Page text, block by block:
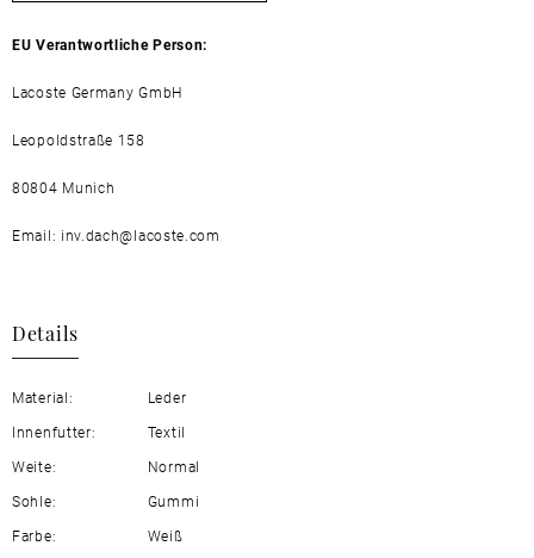
EU Verantwortliche Person:
Lacoste Germany GmbH
Leopoldstraße 158
80804 Munich
Email: inv.dach@lacoste.com
Details
Material:
Leder
Innenfutter:
Textil
Weite:
Normal
Sohle:
Gummi
Farbe:
Weiß